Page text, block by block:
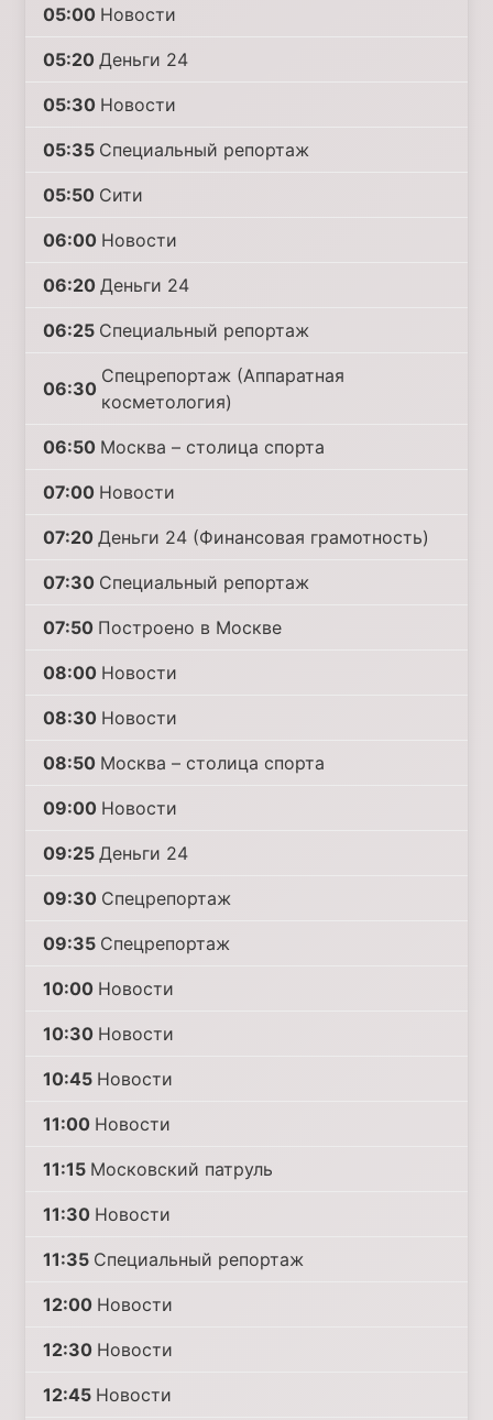
05:00 Новости
05:20 Деньги 24
05:30 Новости
05:35 Специальный репортаж
05:50 Сити
06:00 Новости
06:20 Деньги 24
06:25 Специальный репортаж
06:30
Спецрепортаж (Аппаратная
косметология)
06:50 Москва – столица спорта
07:00 Новости
07:20 Деньги 24 (Финансовая грамотность)
07:30 Специальный репортаж
07:50 Построено в Москве
08:00 Новости
08:30 Новости
08:50 Москва – столица спорта
09:00 Новости
09:25 Деньги 24
09:30 Спецрепортаж
09:35 Спецрепортаж
10:00 Новости
10:30 Новости
10:45 Новости
11:00 Новости
11:15 Московский патруль
11:30 Новости
11:35 Специальный репортаж
12:00 Новости
12:30 Новости
12:45 Новости